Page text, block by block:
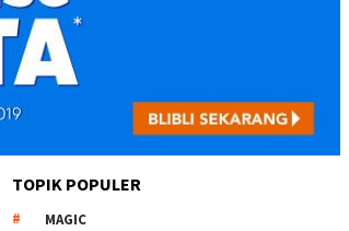
TOPIK POPULER
MAGIC